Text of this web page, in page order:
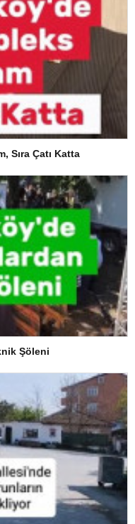
Sıra Çatı Katta
Şöleni